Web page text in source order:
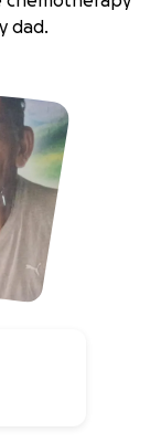
dad.